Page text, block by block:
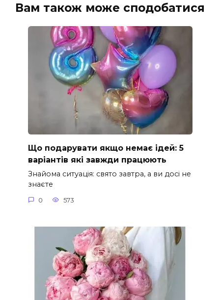
Вам також може сподобатися
Що подарувати якщо немає ідей: 5
варіантів які завжди працюють
Знайома ситуація: свято завтра, а ви досі не
знаєте
0 573